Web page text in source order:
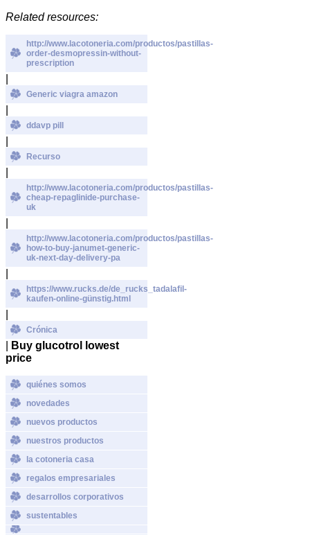
Related resources:
http://www.lacotoneria.com/productos/pastillas-
order-desmopressin-without-
prescription
Generic viagra amazon
ddavp pill
Recurso
http://www.lacotoneria.com/productos/pastillas-
cheap-repaglinide-purchase-
uk
http://www.lacotoneria.com/productos/pastillas-
how-to-buy-janumet-generic-
uk-next-day-delivery-pa
https://www.rucks.de/de_rucks_tadalafil-
kaufen-online-günstig.html
Crónica
Buy glucotrol lowest
price
quiénes somos
novedades
nuevos productos
nuestros productos
la cotoneria casa
regalos empresariales
desarrollos corporativos
sustentables